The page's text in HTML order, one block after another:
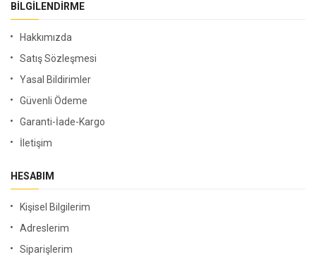
BILGILENDIRME
Hakkımızda
Satış Sözleşmesi
Yasal Bildirimler
Güvenli Ödeme
Garanti-İade-Kargo
İletişim
HESABIM
Kişisel Bilgilerim
Adreslerim
Siparişlerim